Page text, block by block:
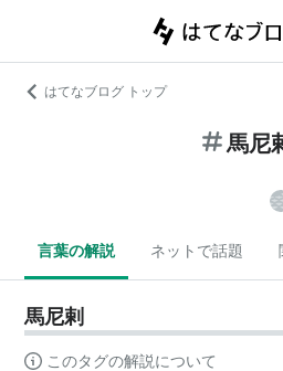
はてなブログ トップ
馬尼
言葉の解説 ネットで話題
馬尼剌
このタグの解説について